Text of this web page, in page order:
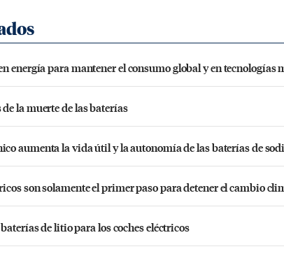
energía para mantener el consumo global y en tecnologías
la muerte de las baterías
aumenta la vida útil y la autonomía de las baterías de
son solamente el primer paso para detener el cambio
de litio para los coches eléctricos